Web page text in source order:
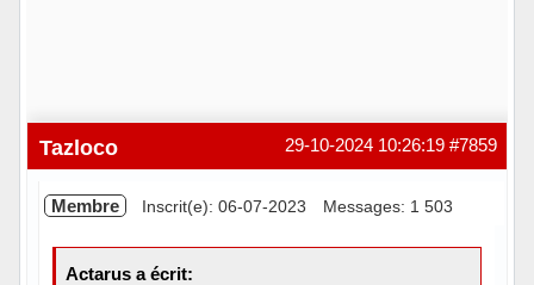
#7859
29-10-2024 10:26:19
Tazloco
Membre Inscrit(e): 06-07-2023 Messages: 1 503
Actarus a écrit: